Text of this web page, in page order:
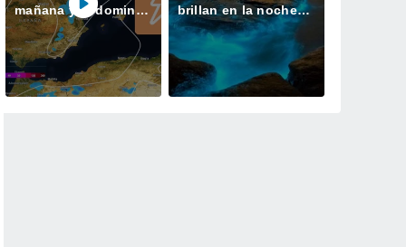
mañana y el domingo
dejará tormentas con
lluvias fuertes y
granizo en España
brillan en la noche
las playas de Galicia